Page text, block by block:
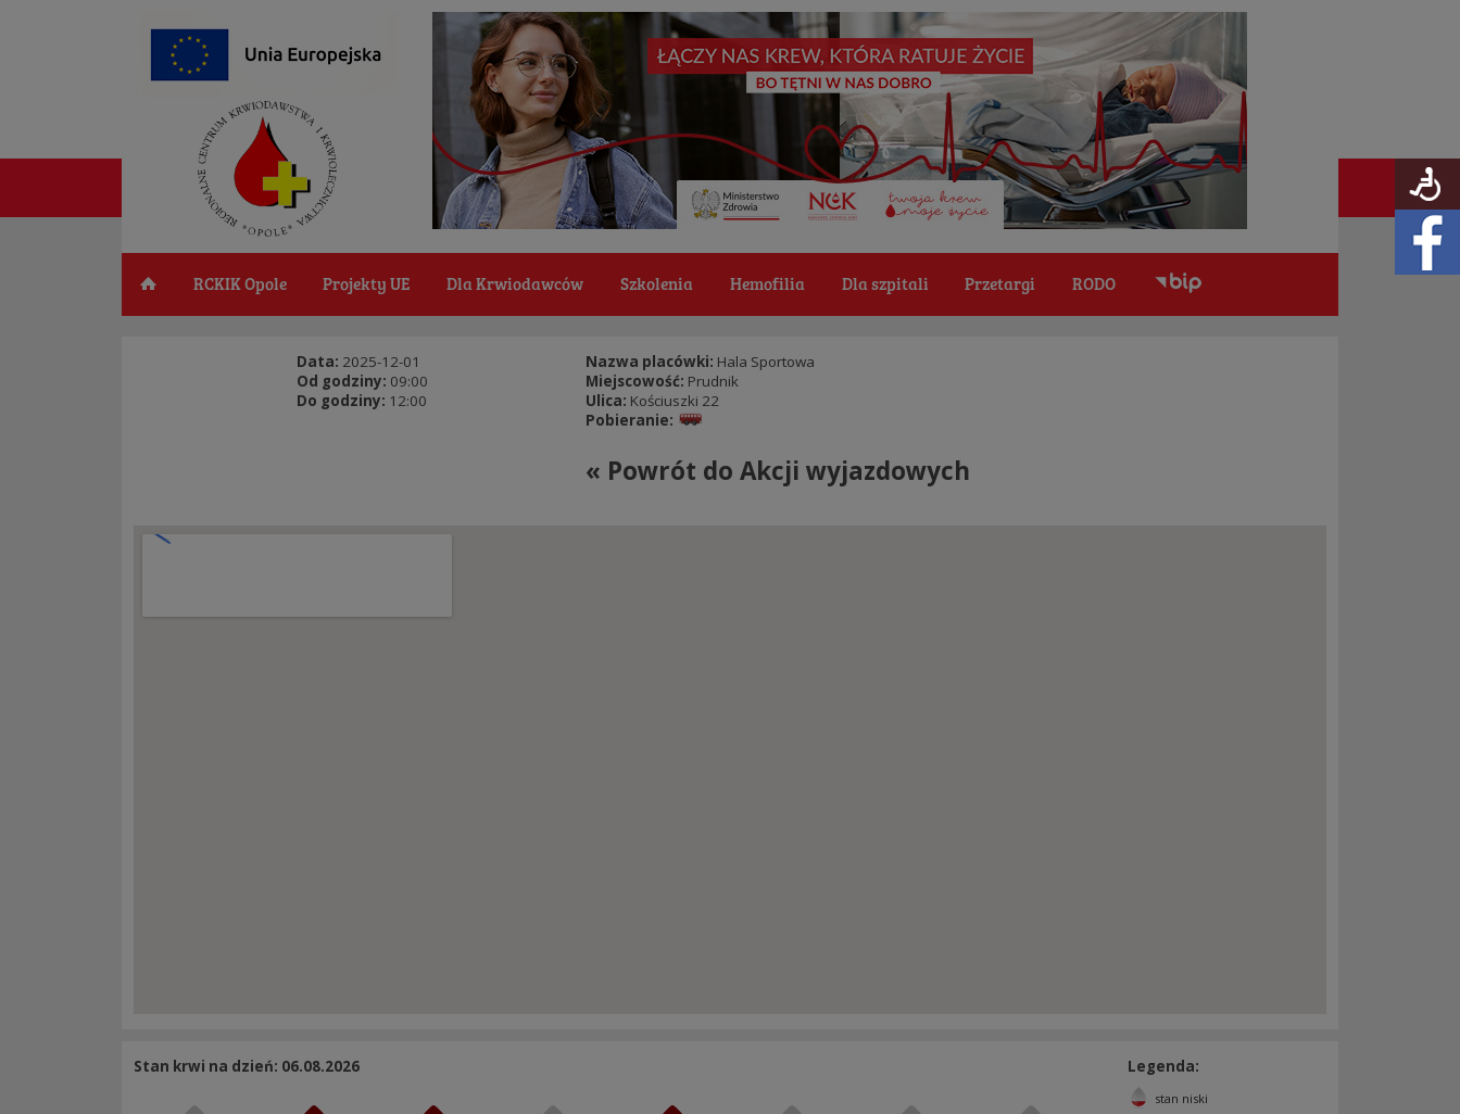
RCKIK Opole Projekty UE Dla Krwiodawców Szkolenia Hemofilia Dla szpitali Przetargi RODO
Data: 2025-12-01
Od godziny: 09:00
Do godziny: 12:00
Nazwa placówki: Hala Sportowa
Miejscowość: Prudnik
Ulica: Kościuszki 22
Pobieranie:
« Powrót do Akcji wyjazdowych
Stan krwi na dzień: 06.08.2026 Legenda:
stan niski